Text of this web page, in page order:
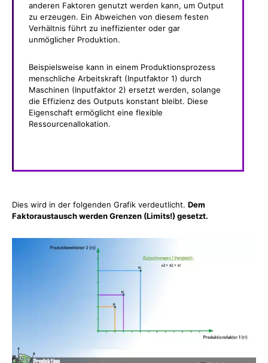
anderen Faktoren genutzt werden kann, um Output
zu erzeugen. Ein Abweichen von diesem festen
Verhältnis führt zu ineffizienter oder gar
unmöglicher Produktion.
Beispielsweise kann in einem Produktionsprozess
menschliche Arbeitskraft (Inputfaktor 1) durch
Maschinen (Inputfaktor 2) ersetzt werden, solange
die Effizienz des Outputs konstant bleibt. Diese
Eigenschaft ermöglicht eine flexible
Ressourcenallokation.
Dies wird in der folgenden Grafik verdeutlicht. Dem
Faktoraustausch werden Grenzen (Limits!) gesetzt.